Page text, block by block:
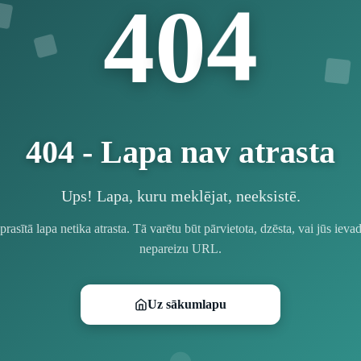
404
404 - Lapa nav atrasta
Ups! Lapa, kuru meklējat, neeksistē.
lapa netika atrasta. Tā varētu būt pārvietota, dzēsta, vai jūs
nepareizu URL.
Uz sākumlapu